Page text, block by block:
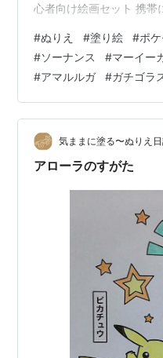
心者向け絵画セット 携帯
#ぬりえ #塗り絵 #ポ
#ソーナンス #マーイー
#アマルルガ #ガチゴラ
気ままに塗る〜ぬりえ
アローラのすがた